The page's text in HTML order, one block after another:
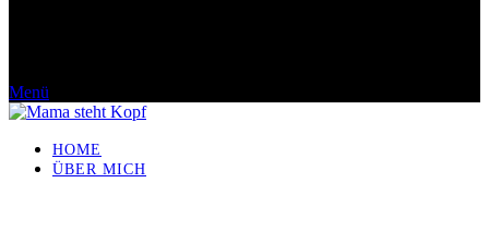
Menü
HOME
ÜBER MICH